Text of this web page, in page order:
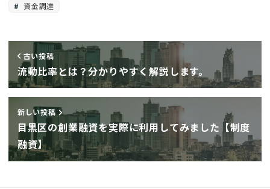
資金調達
古い投稿
流動比率とは？分かりやすく解説します。
新しい投稿
目黒区の創業融資を実際に利用してみました【制度
融資】